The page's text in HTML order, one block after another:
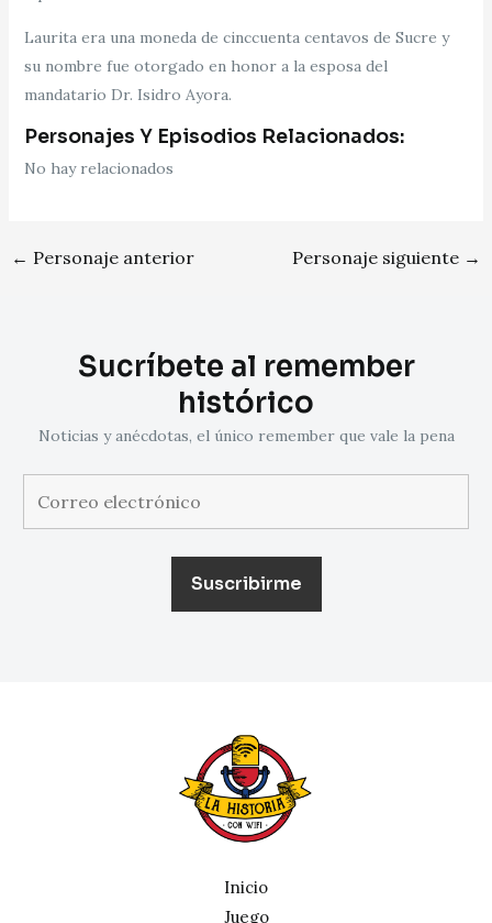
Laurita era una moneda de cinccuenta centavos de Sucre y
su nombre fue otorgado en honor a la esposa del
mandatario Dr. Isidro Ayora.
Personajes Y Episodios Relacionados:
No hay relacionados
← Personaje anterior Personaje siguiente →
Sucríbete al remember
histórico
Noticias y anécdotas, el único remember que vale la pena
Inicio
Juego